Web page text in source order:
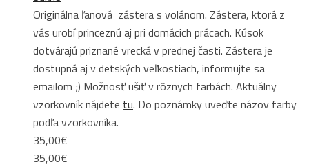
Originálna ľanová zástera s volánom. Zástera, ktorá z
vás urobí princeznú aj pri domácich prácach. Kúsok
dotvárajú priznané vrecká v prednej časti. Zástera je
dostupná aj v detských veľkostiach, informujte sa
emailom ;) Možnosť ušiť v rôznych farbách. Aktuálny
vzorkovník nájdete tu. Do poznámky uveďte názov farby
podľa vzorkovníka.
35,00€
35,00€